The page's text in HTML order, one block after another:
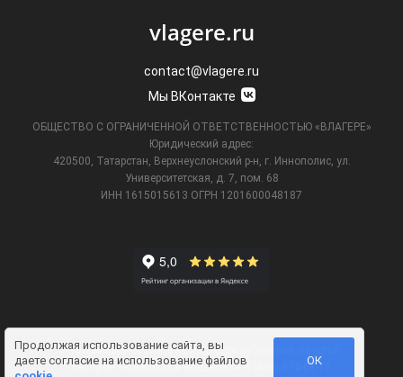
Продолжая использование сайта, вы
даете согласие на использование файлов
ОК
vlagere.ru
contact@vlagere.ru
Мы ВКонтакте
ОБЩЕСТВО С ОГРАНИЧЕННОЙ ОТВЕТСТВЕННОСТЬЮ «ВЛАГЕРЕ»
Юридический адрес:
420500, Татарстан, Верхнеуслонский р-н, г. Иннополис, ул.
Университетская,
д. 7, пом. 68
ИНН 1615015613 ОГРН 1201600048187
Информация на сайте не является публичной офертой.
Телефон технической поддержки8 (495) 374-61-17